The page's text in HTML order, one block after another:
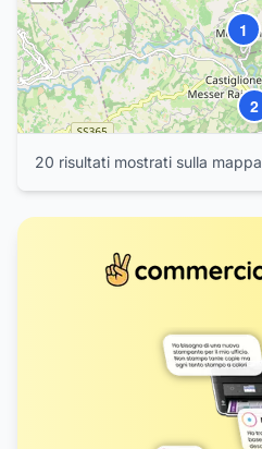
1
2
20 risultati mostrati sulla mappa